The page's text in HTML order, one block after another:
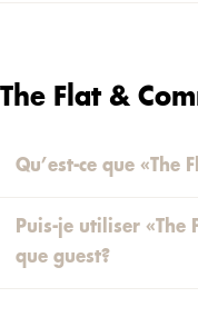
The Flat &
Qu’est-ce que «The
Puis-je utiliser
que guest?